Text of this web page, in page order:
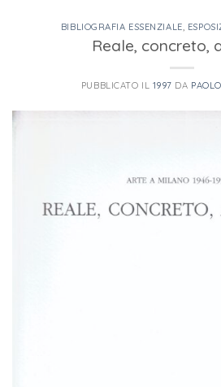
BIBLIOGRAFIA ESSENZIALE
Reale, concreto,
PUBBLICATO IL 1997 DA